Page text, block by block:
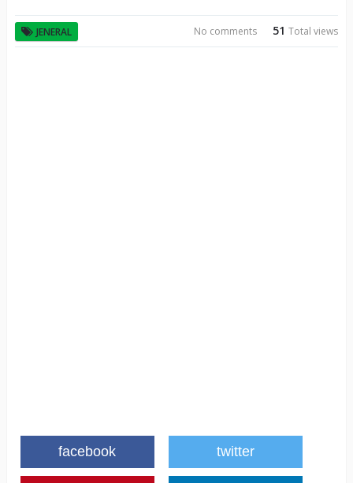
JENERAL 51Total views
No comments
facebook twitter